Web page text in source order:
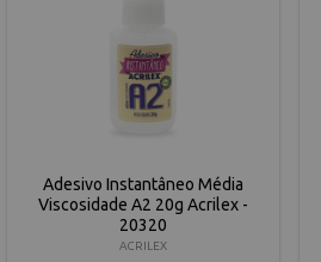
Adesivo Instantâneo Média
Viscosidade A2 20g Acrilex -
20320
ACRILEX